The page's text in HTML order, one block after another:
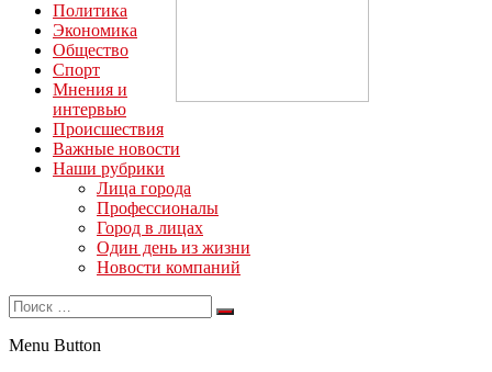
Политика
Экономика
Общество
Спорт
Мнения и
интервью
Происшествия
Важные новости
Наши рубрики
Лица города
Профессионалы
Город в лицах
Один день из жизни
Новости компаний
Menu Button